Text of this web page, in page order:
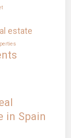
estate
in Spain
Estepona